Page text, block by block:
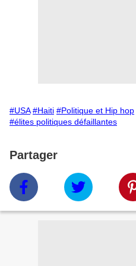
#USA #Haiti #Politique et Hip hop
#élites politiques défaillantes
Partager